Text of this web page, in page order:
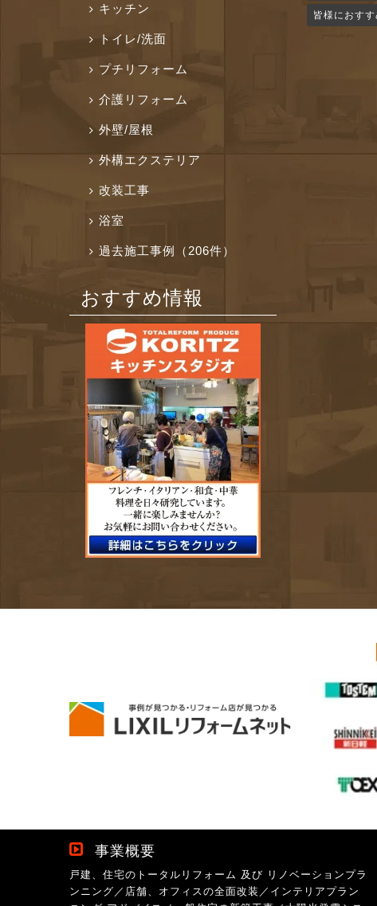
皆様におすす
キッチン
トイレ/洗面
プチリフォーム
介護リフォーム
外壁/屋根
外構エクステリア
改装工事
浴室
過去施工事例（206件）
おすすめ情報
事業概要
戸建、住宅のトータルリフォーム 及び リノベーションプラ
ンニング／店舗、オフィスの全面改装／インテリアプラン